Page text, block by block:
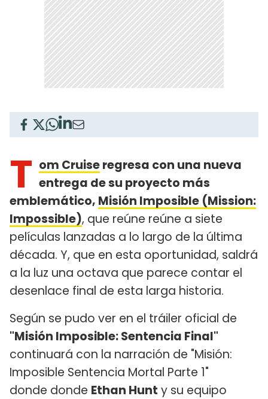
T om Cruiseregresa con una nueva
entrega de su proyecto más
emblemático, Misión Imposible (Mission:
Impossible), que reúne reúne a siete
películas lanzadas a lo largo de la última
década. Y, que en esta oportunidad, saldrá
a la luz una octava que parece contar el
desenlace final de esta larga historia.
Según se pudo ver en el tráiler oficial de
"Misión Imposible: Sentencia Final"
continuará con la narración de "Misión:
Imposible Sentencia Mortal Parte 1"
donde donde Ethan Hunt y su equipo